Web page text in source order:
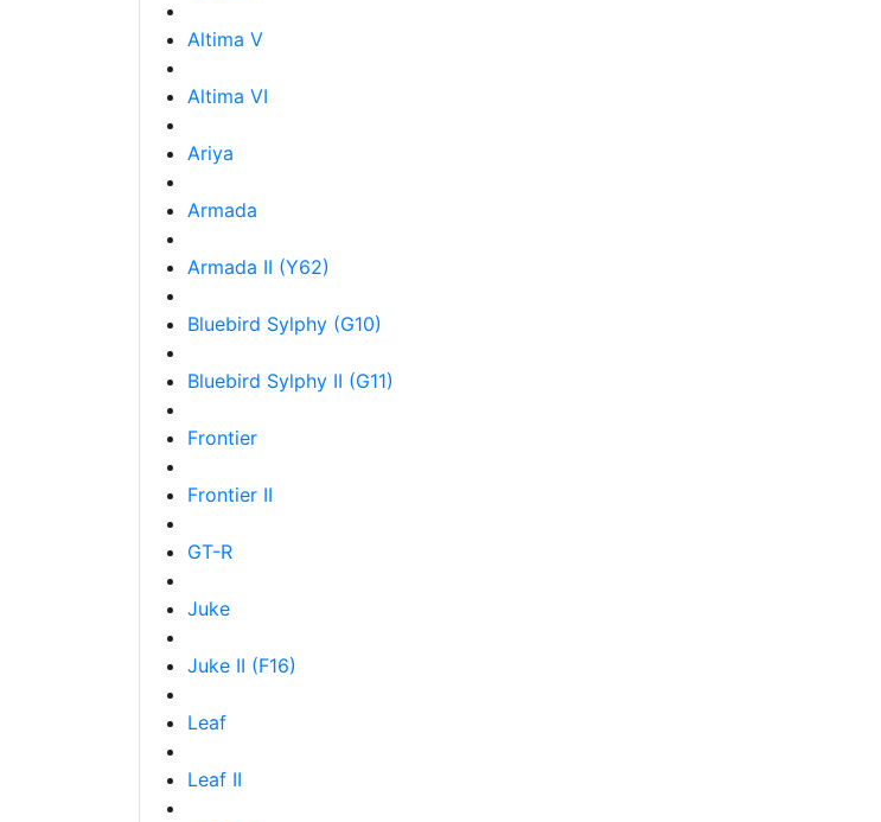
Altima V
Altima VI
Ariya
Armada
Armada II (Y62)
Bluebird Sylphy (G10)
Bluebird Sylphy II (G11)
Frontier
Frontier II
GT-R
Juke
Juke II (F16)
Leaf
Leaf II